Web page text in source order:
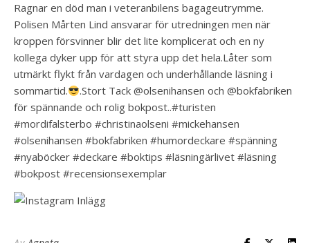
Ragnar en död man i veteranbilens bagageutrymme.
Polisen Mårten Lind ansvarar för utredningen men när
kroppen försvinner blir det lite komplicerat och en ny
kollega dyker upp för att styra upp det hela.Låter som
utmärkt flykt från vardagen och underhållande läsning i
sommartid.
.Stort Tack @olsenihansen och @bokfabriken
för spännande och rolig bokpost..#turisten
#mordifalsterbo #christinaolseni #mickehansen
#olsenihansen #bokfabriken #humordeckare #spänning
#nyaböcker #deckare #boktips #läsningärlivet #läsning
#bokpost #recensionsexemplar